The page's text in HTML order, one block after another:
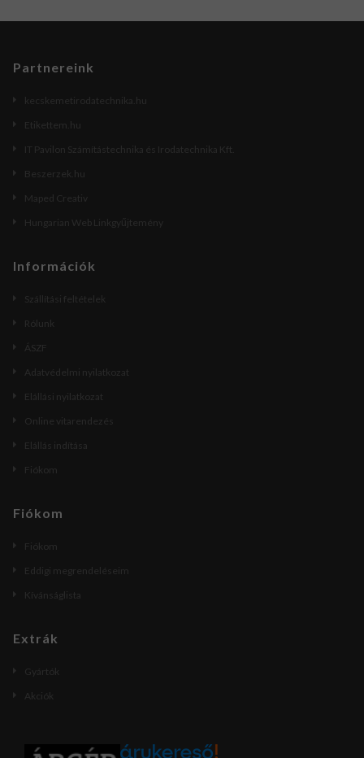
Partnereink
kecskemetirodatechnika.hu
Etikettem.hu
IT Pavilon Számítástechnika és Irodatechnika Kft.
Beszerzek.hu
Maped Creativ
Hungarian Web Linkgyűjtemény
Információk
Szállítási feltételek
Rólunk
ÁSZF
Adatvédelmi nyilatkozat
Elállási nyilatkozat
Online vitarendezés
Elállás indítása
Fiókom
Fiókom
Fiókom
Eddigi megrendeléseim
Kívánságlista
Extrák
Gyártók
Akciók